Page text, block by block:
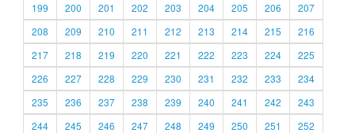
199
200 201 202 203 204 205 206
207
208
209 210 211 212 213 214 215
216
217
218 219 220 221 222 223 224
225
226
227 228 229 230 231 232 233
234
235
236 237 238 239 240 241 242
243
244
245 246 247 248 249 250 251
252